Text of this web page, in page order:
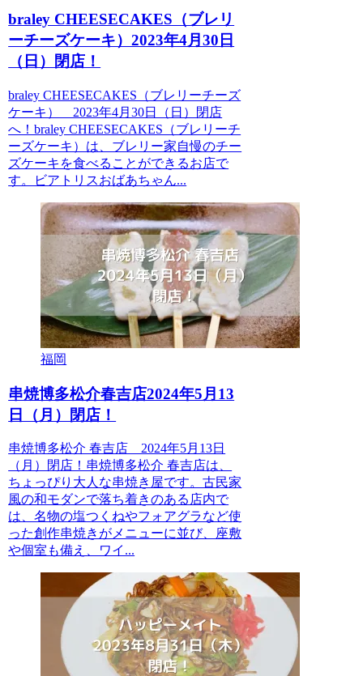
braley CHEESECAKES（ブレリ
ーチーズケーキ）2023年4月30日
（日）閉店！
braley CHEESECAKES（ブレリーチーズ
ケーキ） 2023年4月30日（日）閉店
へ！braley CHEESECAKES（ブレリーチ
ーズケーキ）は、ブレリー家自慢のチー
ズケーキを食べることができるお店で
す。ビアトリスおばあちゃん...
福岡
串焼博多松介春吉店2024年5月13
日（月）閉店！
串焼博多松介 春吉店 2024年5月13日
（月）閉店！串焼博多松介 春吉店は、
ちょっぴり大人な串焼き屋です。古民家
風の和モダンで落ち着きのある店内で
は、名物の塩つくねやフォアグラなど使
った創作串焼きがメニューに並び、座敷
や個室も備え、ワイ...